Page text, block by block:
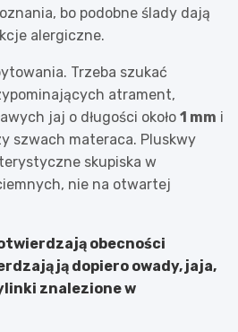
bo podobne ślady dają
alergiczne.
Trzeba szukać
atrament,
jaj o długości około 1 mm i
szwach materaca. Pluskwy
skupiska w
nie na otwartej
obecności
ją dopiero owady, jaja,
znalezione w